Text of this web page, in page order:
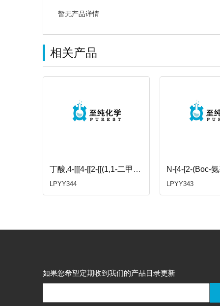
暂无产品详情
相关产品
丁酸,4-[[[4-[[2-[[(1,1-二甲基乙氧基)羰基]氨基]乙基]苯基]甲基]-4-戊烯-1-酰氨基]-4-氧代-,甲酯
LPYY344 LPYY343
如果您希望定期收到我们的产品目录更新